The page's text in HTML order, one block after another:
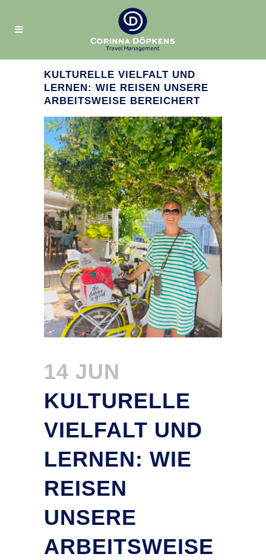
KULTURELLE VIELFALT UND
LERNEN: WIE REISEN UNSERE
ARBEITSWEISE BEREICHERT
14 JUN
KULTURELLE
VIELFALT UND
LERNEN: WIE
REISEN
UNSERE
ARBEITSWEISE